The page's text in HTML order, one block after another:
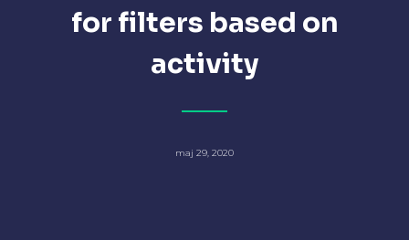
for filters based on
activity
maj 29, 2020